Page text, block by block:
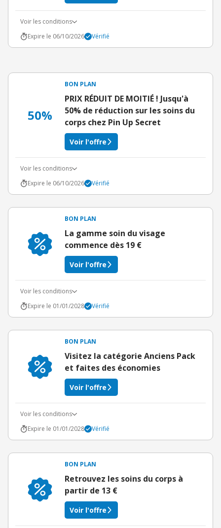
Voir les conditions
Expire le 06/10/2026
Vérifié
50%
BON PLAN
PRIX RÉDUIT DE MOITIÉ ! Jusqu'à
50% de réduction sur les soins du
corps chez Pin Up Secret
Voir l'offre
Voir les conditions
Expire le 06/10/2026
Vérifié
BON PLAN
La gamme soin du visage
commence dès 19 €
Voir l'offre
Voir les conditions
Expire le 01/01/2028
Vérifié
BON PLAN
Visitez la catégorie Anciens Pack
et faites des économies
Voir l'offre
Voir les conditions
Expire le 01/01/2028
Vérifié
BON PLAN
Retrouvez les soins du corps à
partir de 13 €
Voir l'offre